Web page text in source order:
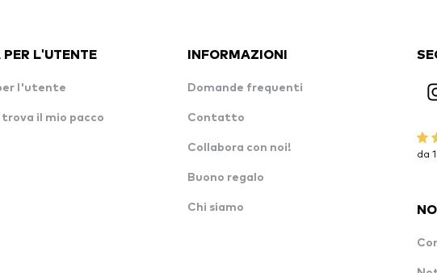
PER L'UTENTE
l'utente
trova il mio pacco
INFORMAZIONI
Domande frequenti
Contatto
Collabora con noi!
Buono regalo
Chi siamo
da